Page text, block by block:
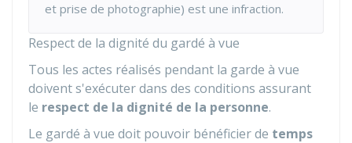
et prise de photographie) est une infraction.
Respect de la dignité du gardé à vue
Tous les actes réalisés pendant la garde à vue
doivent s'exécuter dans des conditions assurant
le respect de la dignité de la personne.
Le gardé à vue doit pouvoir bénéficier de temps